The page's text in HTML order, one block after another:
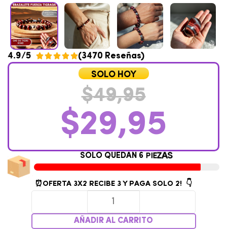
4.9/5 (3470 Reseñas)
SOLO HOY
$49,95
$29,95
SOLO QUEDAN 6 PIEZAS
⏰OFERTA 3X2 RECIBE 3 Y PAGA SOLO 2! 👇
AÑADIR AL CARRITO